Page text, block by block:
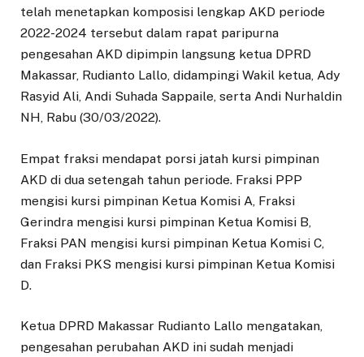
telah menetapkan komposisi lengkap AKD periode
2022-2024 tersebut dalam rapat paripurna
pengesahan AKD dipimpin langsung ketua DPRD
Makassar, Rudianto Lallo, didampingi Wakil ketua, Ady
Rasyid Ali, Andi Suhada Sappaile, serta Andi Nurhaldin
NH, Rabu (30/03/2022).
Empat fraksi mendapat porsi jatah kursi pimpinan
AKD di dua setengah tahun periode. Fraksi PPP
mengisi kursi pimpinan Ketua Komisi A, Fraksi
Gerindra mengisi kursi pimpinan Ketua Komisi B,
Fraksi PAN mengisi kursi pimpinan Ketua Komisi C,
dan Fraksi PKS mengisi kursi pimpinan Ketua Komisi
D.
Ketua DPRD Makassar Rudianto Lallo mengatakan,
pengesahan perubahan AKD ini sudah menjadi